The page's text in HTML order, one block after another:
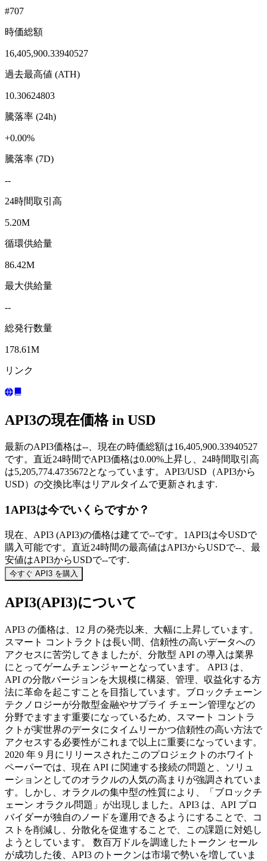
#707
時価総額
16,405,900.33940527
過去最高値 (ATH)
10.30624803
騰落率 (24h)
+0.00%
騰落率 (7D)
--
24時間取引高
5.20M
循環供給量
86.42M
最大供給量
--
総発行数量
178.61M
リンク
API3の現在価格 in USD
最新のAPI3価格は--、現在の時価総額は16,405,900.33940527
です。直近24時間でAPI3価格は0.00%上昇し、24時間取引高
は5,205,774.4735672となっています。API3/USD（API3から
USD）の交換比率はリアルタイムで更新されます.
1API3は今でいくらですか？
現在、API3 (API3)の価格は建てで--です。1API3は今USDで
購入可能です。直近24時間の最高値はAPI3からUSDで--、最
安値はAPI3からUSDで--です.
今すぐ API3 を購入
API3(API3)について
API3 の価格は、12 月の発売以来、大幅に上昇しています。
スマート コントラクトは長い間、信頼性の高いデータへの
アクセスに苦労してきましたが、分散型 API の導入は業界
にとってゲームチェンジャーとなっています。 API3 は、
API の分散バージョンを大規模に構築、管理、収益化する方
法に革命を起こすことを目指しています。ブロックチェーン
テクノロジーが分散型金融やサプライ チェーン管理などの
分野でますます重要になっているため、スマート コントラ
クトが実世界のデータにタイムリーかつ信頼性の高い方法で
アクセスする必要性がこれまで以上に重要になっています。
2020 年 9 月にリリースされたこのプロジェクトのホワイト
ペーパーでは、現在 API に関連する接続の問題と、ソリュ
ーションとしてのオラクルの人気の高まりが強調されていま
す。しかし、オラクルの集中型の性質により、「ブロックチ
ェーン オラクル問題」が出現しました。API3 は、API プロ
バイダーが独自のノードを運用できるようにすることで、コ
ストを削減し、分散化を促進することで、この課題に対処し
ようとしています。 数百万ドルを調達したトークン セール
が成功した後、API3 のトークンは市場で勢いを増していま